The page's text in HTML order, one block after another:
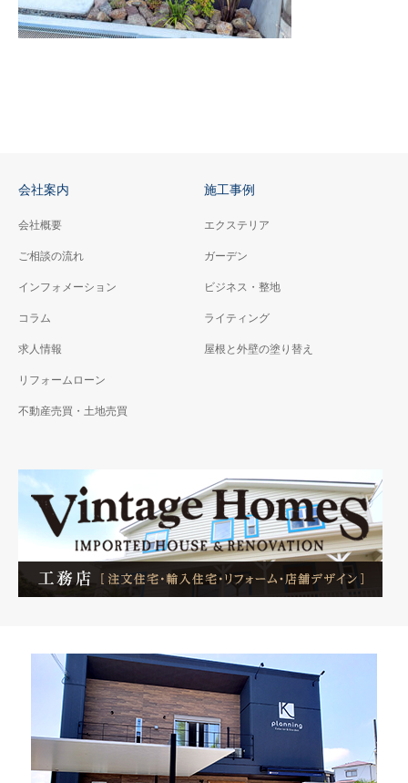
会社案内
会社概要
ご相談の流れ
インフォメーション
コラム
求人情報
リフォームローン
不動産売買・土地売買
施工事例
エクステリア
ガーデン
ビジネス・整地
ライティング
屋根と外壁の塗り替え